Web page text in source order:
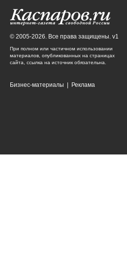
© 2005-2026. Все права защищены. v1
При полном или частичном использовании
материалов, опубликованных на страницах
сайта, ссылка на источник обязательна.
Бизнес-материалы Реклама